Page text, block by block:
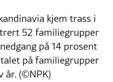
kjem trass i
52 familiegrupper
på 14 prosent
på familiegrupper
år. (©NPK)